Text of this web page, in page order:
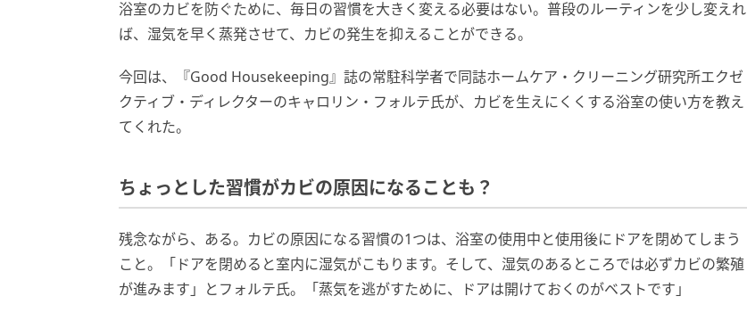
浴室のカビを防ぐために、毎日の習慣を大きく変える必要はない。普段のルーティンを少し変えれ
ば、湿気を早く蒸発させて、カビの発生を抑えることができる。
今回は、『Good Housekeeping』誌の常駐科学者で同誌ホームケア・クリーニング研究所エクゼ
クティブ・ディレクターのキャロリン・フォルテ氏が、カビを生えにくくする浴室の使い方を教え
てくれた。
ちょっとした習慣がカビの原因になることも？
残念ながら、ある。カビの原因になる習慣の1つは、浴室の使用中と使用後にドアを閉めてしまう
こと。「ドアを閉めると室内に湿気がこもります。そして、湿気のあるところでは必ずカビの繁殖
が進みます」とフォルテ氏。「蒸気を逃がすために、ドアは開けておくのがベストです」